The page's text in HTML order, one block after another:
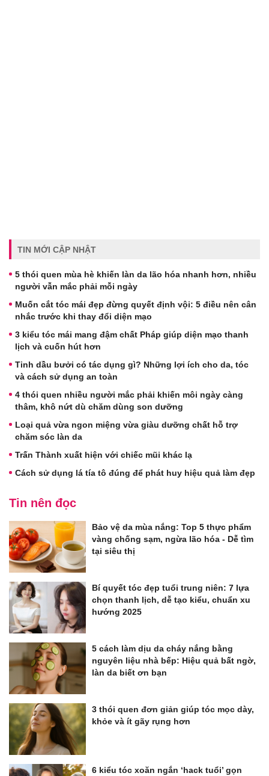
TIN MỚI CẬP NHẬT
5 thói quen mùa hè khiến làn da lão hóa nhanh hơn, nhiều
người vẫn mắc phải mỗi ngày
Muốn cắt tóc mái đẹp đừng quyết định vội: 5 điều nên cân
nhắc trước khi thay đổi diện mạo
3 kiểu tóc mái mang đậm chất Pháp giúp diện mạo thanh
lịch và cuốn hút hơn
Tinh dầu bưởi có tác dụng gì? Những lợi ích cho da, tóc
và cách sử dụng an toàn
4 thói quen nhiều người mắc phải khiến môi ngày càng
thâm, khô nứt dù chăm dùng son dưỡng
Loại quả vừa ngon miệng vừa giàu dưỡng chất hỗ trợ
chăm sóc làn da
Trấn Thành xuất hiện với chiếc mũi khác lạ
Cách sử dụng lá tía tô đúng để phát huy hiệu quả làm đẹp
Tin nên đọc
Bảo vệ da mùa nắng: Top 5 thực phẩm
vàng chống sạm, ngừa lão hóa - Dễ tìm
tại siêu thị
Bí quyết tóc đẹp tuổi trung niên: 7 lựa
chọn thanh lịch, dễ tạo kiểu, chuẩn xu
hướng 2025
5 cách làm dịu da cháy nắng bằng
nguyên liệu nhà bếp: Hiệu quả bất ngờ,
làn da biết ơn bạn
3 thói quen đơn giản giúp tóc mọc dày,
khỏe và ít gãy rụng hơn
6 kiểu tóc xoăn ngắn ‘hack tuổi’ gọn